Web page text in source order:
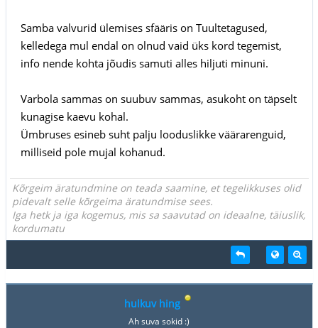
Samba valvurid ülemises sfääris on Tuultetagused,
kelledega mul endal on olnud vaid üks kord tegemist,
info nende kohta jõudis samuti alles hiljuti minuni.
Varbola sammas on suubuv sammas, asukoht on täpselt
kunagise kaevu kohal.
Ümbruses esineb suht palju looduslikke väärarenguid,
milliseid pole mujal kohanud.
Kõrgeim äratundmine on teada saamine, et tegelikkuses olid
pidevalt selle kõrgeima äratundmise sees.
Iga hetk ja iga kogemus, mis sa saavutad on ideaalne, täiuslik,
kordumatu
hulkuv hing
Ah suva sokid :)